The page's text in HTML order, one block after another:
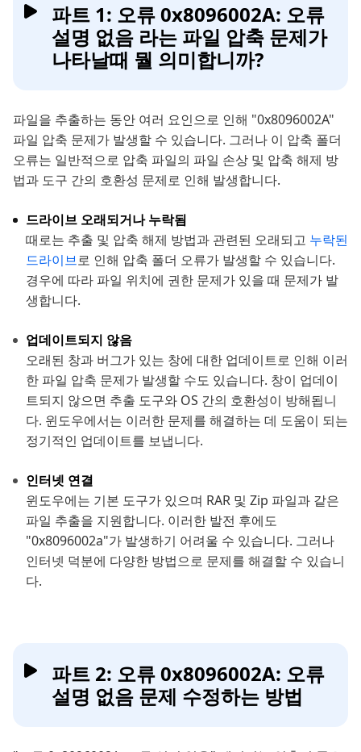
파트 1: 오류 0x8096002A: 오류
설명 없음 라는 파일 압축 문제가
나타날때 뭘 의미합니까?
파일을 추출하는 동안 여러 요인으로 인해 "0x8096002A"
파일 압축 문제가 발생할 수 있습니다. 그러나 이 압축 폴더
오류는 일반적으로 압축 파일의 파일 손상 및 압축 해제 방
법과 도구 간의 호환성 문제로 인해 발생합니다.
드라이브 오래되거나 누락됨
때로는 추출 및 압축 해제 방법과 관련된 오래되고 누락된
드라이브로 인해 압축 폴더 오류가 발생할 수 있습니다.
경우에 따라 파일 위치에 권한 문제가 있을 때 문제가 발
생합니다.
업데이트되지 않음
오래된 창과 버그가 있는 창에 대한 업데이트로 인해 이러
한 파일 압축 문제가 발생할 수도 있습니다. 창이 업데이
트되지 않으면 추출 도구와 OS 간의 호환성이 방해됩니
다. 윈도우에서는 이러한 문제를 해결하는 데 도움이 되는
정기적인 업데이트를 보냅니다.
인터넷 연결
윈도우에는 기본 도구가 있으며 RAR 및 Zip 파일과 같은
파일 추출을 지원합니다. 이러한 발전 후에도
"0x8096002a"가 발생하기 어려울 수 있습니다. 그러나
인터넷 덕분에 다양한 방법으로 문제를 해결할 수 있습니
다.
파트 2: 오류 0x8096002A: 오류
설명 없음 문제 수정하는 방법